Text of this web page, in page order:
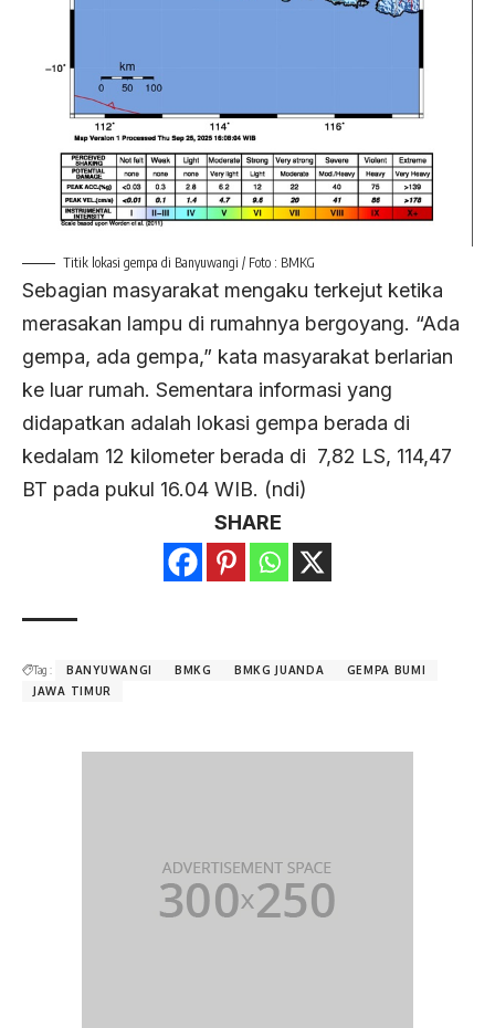
Titik lokasi gempa di Banyuwangi / Foto : BMKG
Sebagian masyarakat mengaku terkejut ketika
merasakan lampu di rumahnya bergoyang. “Ada
gempa, ada gempa,” kata masyarakat berlarian
ke luar rumah. Sementara informasi yang
didapatkan adalah lokasi gempa berada di
kedalam 12 kilometer berada di 7,82 LS, 114,47
BT pada pukul 16.04 WIB. (ndi)
SHARE
Tag : BANYUWANGI BMKG BMKG JUANDA
GEMPA BUMI
JAWA TIMUR